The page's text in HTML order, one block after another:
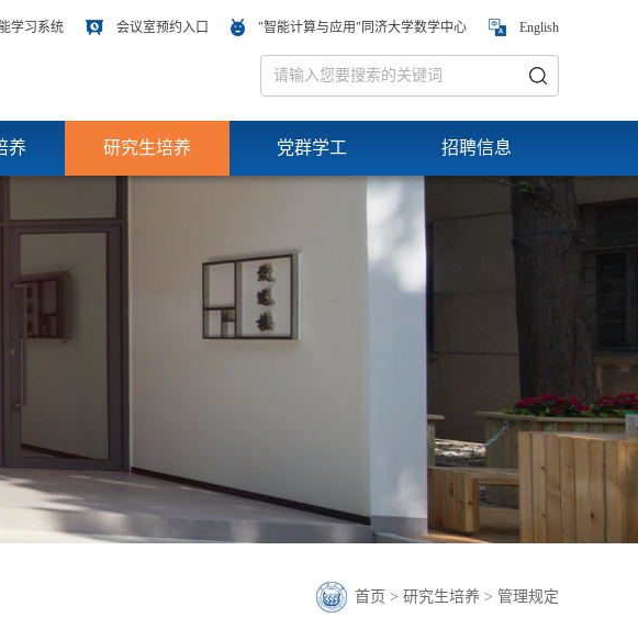
学习系统 会议室预约入口 "智能计算与应用"同济大学数学中心 English
养 研究生培养 党群学工 招聘信息
首页 > 研究生培养 > 管理规定